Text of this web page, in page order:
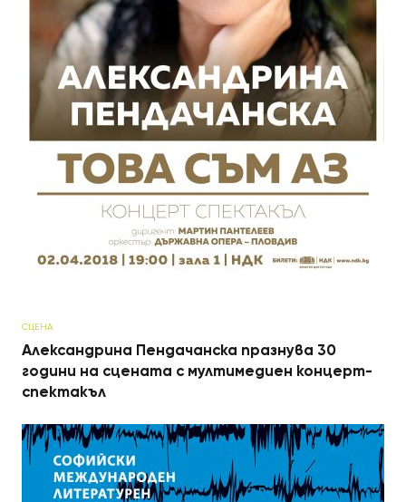
СЦЕНА
Александрина Пендачанска празнува 30
години на сцената с мултимедиен концерт-
спектакъл